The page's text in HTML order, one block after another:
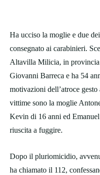
Ha ucciso la moglie e due
consegnato ai carabinieri.
Altavilla Milicia, in provincia
Giovanni Barreca e ha 54
motivazioni dell’atroce
vittime sono la moglie
Kevin di 16 anni ed
riuscita a fuggire.
Dopo il pluriomicidio,
ha chiamato il 112,